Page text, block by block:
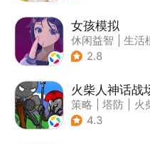
女孩模拟
休闲益智
生活
| 校园
2.8
火柴人神话战
策略 塔防
火
| 休闲益智
4.3